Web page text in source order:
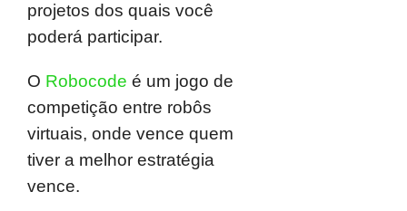
projetos dos quais você
poderá participar.
O Robocode é um jogo de
competição entre robôs
virtuais, onde vence quem
tiver a melhor estratégia
vence.